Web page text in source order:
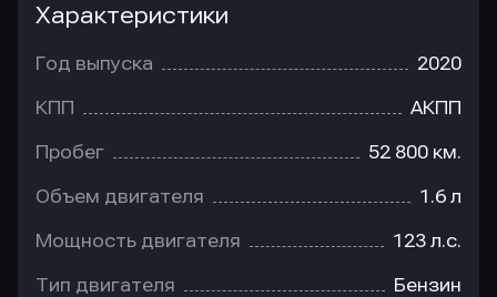
Характеристики
Год выпуска 2020
КПП АКПП
Пробег 52 800 км.
Объем двигателя 1.6 л
Мощность двигателя 123 л.с.
Тип двигателя Бензин